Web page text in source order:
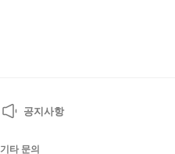
공지사항
기타 문의